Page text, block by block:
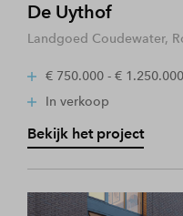
De Uythof
Landgoed Coudewater,
€ 750.000 - € 1.250.000
In verkoop
Bekijk het project